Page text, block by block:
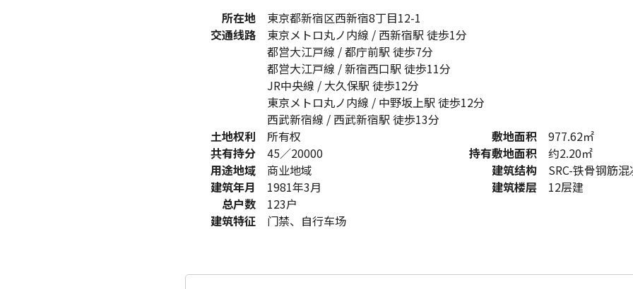
所在地
東京都新宿区西新宿8丁目12-1
交通线路
東京メトロ丸ノ内線 / 西新宿駅 徒歩1分
都営大江戸線 / 都庁前駅 徒歩7分
都営大江戸線 / 新宿西口駅 徒歩11分
JR中央線 / 大久保駅 徒歩12分
東京メトロ丸ノ内線 / 中野坂上駅 徒歩12分
西武新宿線 / 西武新宿駅 徒歩13分
土地权利
所有权 敷地面积
977.62㎡
共有持分
45／20000 持有敷地面积
约2.20㎡
用途地域
商业地域 建筑结构
SRC-铁骨钢筋
建筑年月
1981年3月 建筑楼层
12层建
总户数
123户
建筑特征
门禁、自行车场